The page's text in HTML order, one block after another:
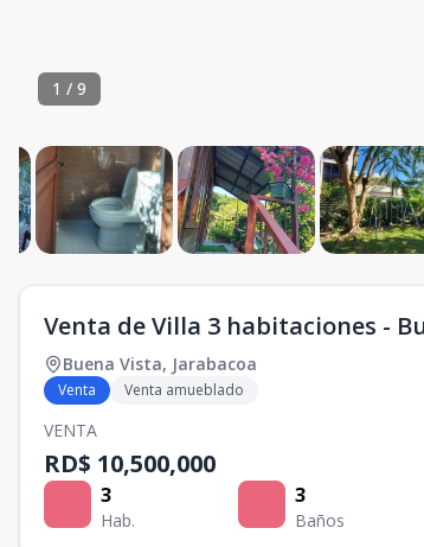
1 / 9
Venta de Villa 3 habitaciones -
Buena Vista, Jarabacoa
Venta Venta amueblado
VENTA
RD$ 10,500,000
3
Hab.
3
Baños